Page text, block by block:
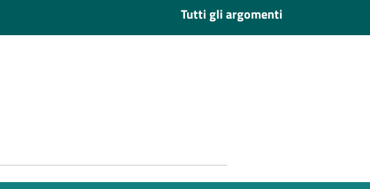
Tutti gli argomenti